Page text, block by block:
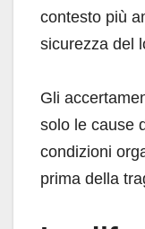
contesto più
sicurezza del
Gli
solo le cause
condizioni
prima della